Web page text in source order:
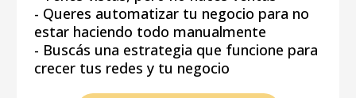
- Queres automatizar tu negocio para no
estar haciendo todo manualmente
- Buscás una estrategia que funcione para
crecer tus redes y tu negocio